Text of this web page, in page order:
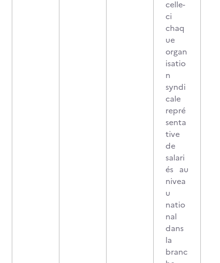
celle-
ci
chaq
ue
organ
isatio
n
syndi
cale
repré
senta
tive
de
salari
és au
nivea
u
natio
nal
dans
la
branc